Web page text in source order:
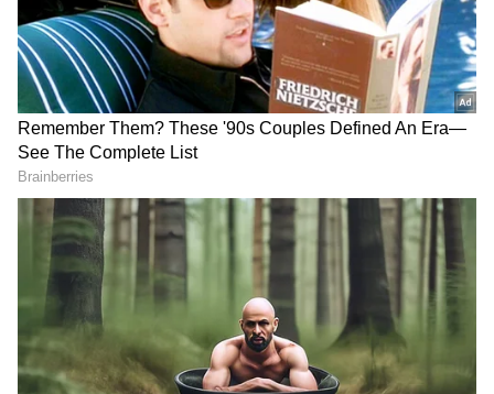
DC Movie Review: డీసీ మూవీ
రివ్యూ, లోకేష్‌ కనగరాజ్‌ హీరోగా
నటించిన మూవీ ఎలా ఉందంటే?
బయటపెట్టిన సీనియర్ రచయిత..
రాంచరణ్ హీరో కాకపోయి ఉంటే
ఏం జరిగేది ?
LATEST VIDEOS
తెలుగు రాష్ట్రాల్లో మళ్లీ మొదలైన భారీ
వర్షాలు | AP & Telangana Rain Alert
Today